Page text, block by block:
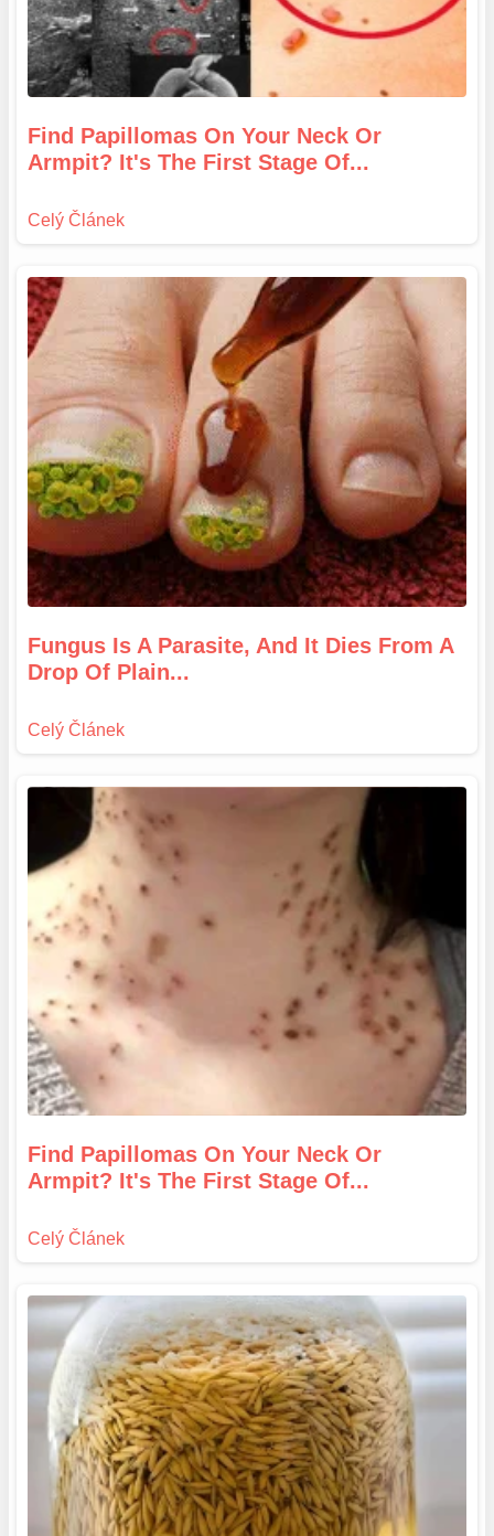
Find Papillomas On Your Neck Or
Armpit? It's The First Stage Of...
Fungus Is A Parasite, And It Dies From A
Drop Of Plain...
Find Papillomas On Your Neck Or
Armpit? It's The First Stage Of...